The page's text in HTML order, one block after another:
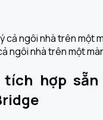
ngôi nhà trên một
tích hợp sẵn